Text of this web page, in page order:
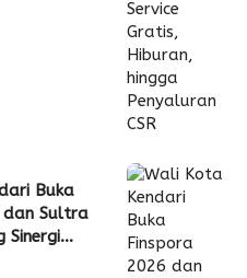
Buka
dan Sultra
Sinergi